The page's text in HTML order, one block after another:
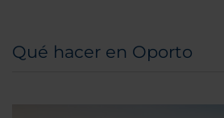
Qué hacer en Oporto